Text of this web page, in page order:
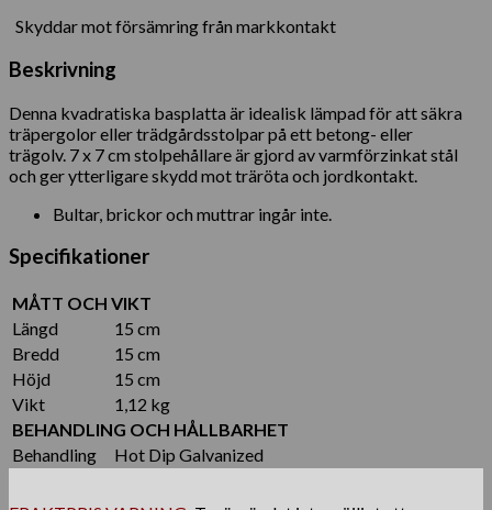
Skyddar mot försämring från markkontakt
Beskrivning
Denna kvadratiska basplatta är idealisk lämpad för att säkra
träpergolor eller trädgårdsstolpar på ett betong- eller
trägolv. 7 x 7 cm stolpehållare är gjord av varmförzinkat stål
och ger ytterligare skydd mot träröta och jordkontakt.
Bultar, brickor och muttrar ingår inte.
Specifikationer
MÅTT OCH VIKT
Längd
15 cm
Bredd
15 cm
Höjd
15 cm
Vikt
1,12 kg
BEHANDLING OCH HÅLLBARHET
Behandling
Hot Dip Galvanized